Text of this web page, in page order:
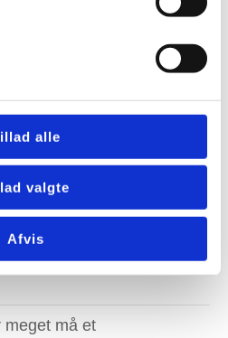
alle
valgte
Afvis
af ventilationsanlæg
med rådgivning
ejer DUKA og hvad bør du
før valg af ventilation
badeværelse batteri
fugtstyring
meget må et